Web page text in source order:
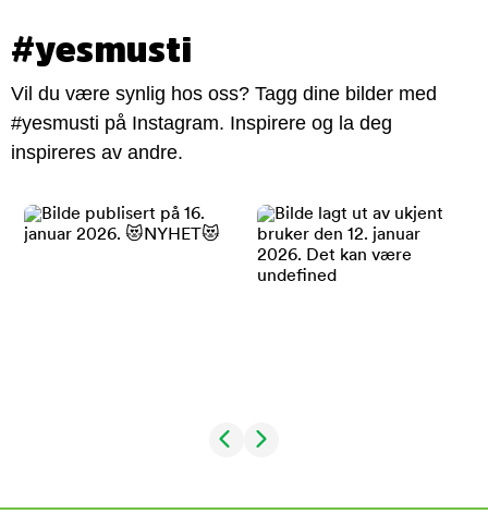
#yesmusti
Vil du være synlig hos oss? Tagg dine bilder med
#yesmusti på Instagram. Inspirere og la deg
inspireres av andre.